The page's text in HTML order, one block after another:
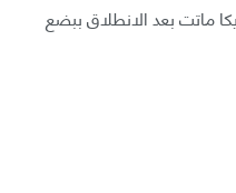
كُشف أن لايكا ماتت بعد الانطلاق ببضع